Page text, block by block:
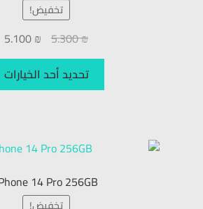
تخفيض!
5.300₪
5.100₪
تحديد أحد الخيارات
14 Pro 256GB
تخفيض!